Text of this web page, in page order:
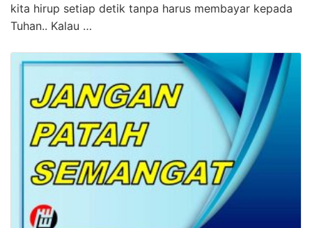
kita hirup setiap detik tanpa harus membayar kepada
Tuhan.. Kalau …